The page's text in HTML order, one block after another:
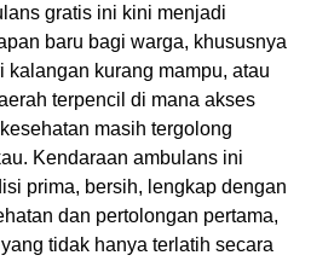
gratis ini kini menjadi
baru bagi warga, khususnya
kalangan kurang mampu, atau
terpencil di mana akses
masih tergolong
Kendaraan ambulans ini
prima, bersih, lengkap dengan
dan pertolongan pertama,
tidak hanya terlatih secara